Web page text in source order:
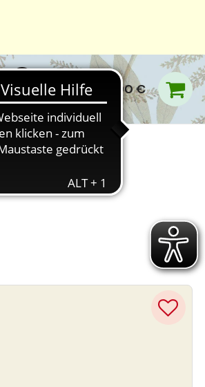
0,00 €